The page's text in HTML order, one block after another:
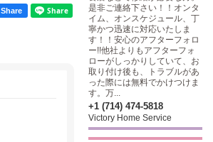
Share
是非ご連絡下さい！！オンタ
イム、オンスケジュール、丁
寧かつ迅速に対応いたしま
す！！安心のアフターフォロ
ー!!他社よりもアフターフォ
ローがしっかりしていて、お
取り付け後も、トラブルがあ
った際には無料でかけつけま
す。万...
+1 (714) 474-5818
Victory Home Service